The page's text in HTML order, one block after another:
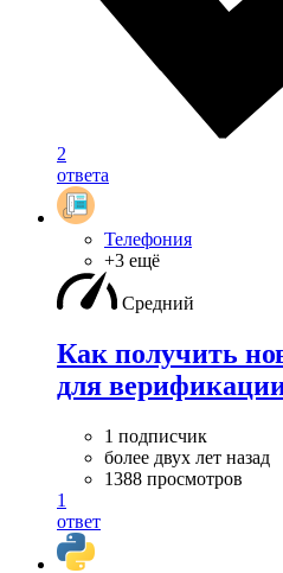
2
ответа
Телефония
+3 ещё
Средний
Как получить
для
1 подписчик
более двух лет назад
1388 просмотров
1
ответ